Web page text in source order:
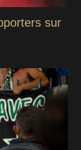
sur